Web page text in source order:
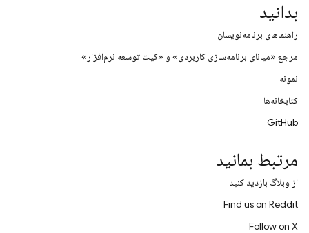
بدانید
راهنماهای برنامه‌نویسان
مرجع «میانای برنامه‌سازی کاربردی» و «کیت توسعه نرم‌افزار»
نمونه
کتابخانه‌ها
GitHub
مرتبط بمانید
از وبلاگ بازدید کنید
Find us on Reddit
Follow on X